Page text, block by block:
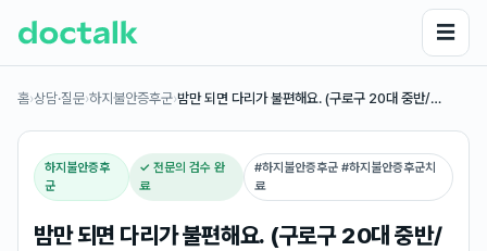
☰
홈›상담·질문›하지불안증후군›밤만 되면 다리가 불편해요. (구로구 20대 중반/…
하지불안증후
군
✓ 전문의 검수 완
료
#하지불안증후군 #하지불안증후군치
료
밤만 되면 다리가 불편해요. (구로구 20대 중반/